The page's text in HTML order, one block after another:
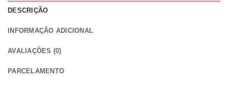
DESCRIÇÃO
INFORMAÇÃO ADICIONAL
AVALIAÇÕES (0)
PARCELAMENTO